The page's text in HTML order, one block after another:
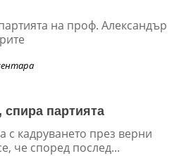
на проф. Александър
спира партията
кадруването през верни
че според послед...